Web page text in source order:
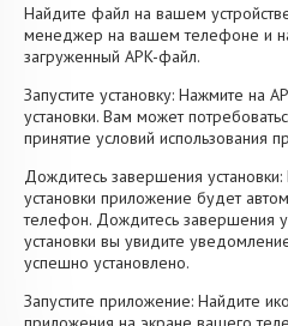
Найдите файл на вашем
менеджер на вашем телефоне и
загруженный APK-файл.
Запустите установку: Нажмите на
установки. Вам может
принятие условий использования
Дождитесь завершения
установки приложение будет
телефон. Дождитесь завершения
установки вы увидите
успешно установлено.
Запустите приложение: Найдите